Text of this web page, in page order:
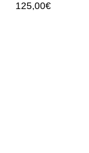
125,00€